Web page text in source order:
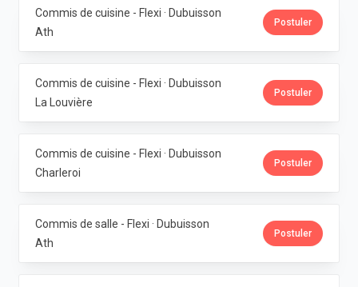
Commis de cuisine - Flexi · Dubuisson
Ath
Postuler
Commis de cuisine - Flexi · Dubuisson
La Louvière
Postuler
Commis de cuisine - Flexi · Dubuisson
Charleroi
Postuler
Commis de salle - Flexi · Dubuisson
Ath
Postuler